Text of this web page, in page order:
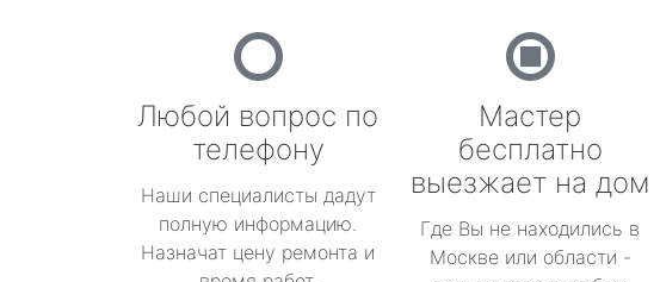
Любой вопрос по
телефону
Наши специалисты дадут
полную информацию.
Назначат цену ремонта и
Мастер
бесплатно
выезжает на дом
Где Вы не находились в
Москве или области -